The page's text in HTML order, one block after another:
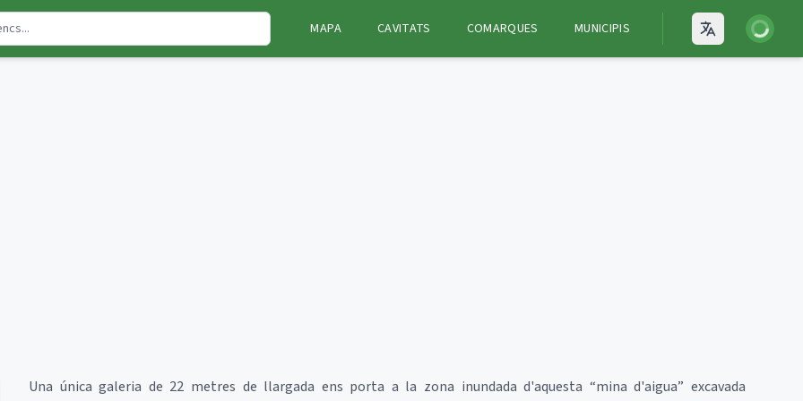
MAPA CAVITATS COMARQUES MUNICIPIS Open
Iniciar
Una única galeria de 22 metres de llargada ens porta a la zona inundada d'aquesta “mina d'aigua” excavada